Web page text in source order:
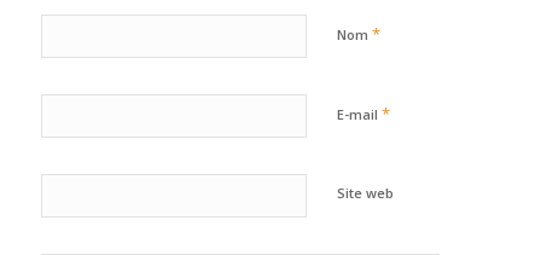
Nom *
E-mail *
Site web